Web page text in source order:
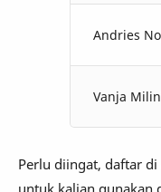
Andries
Vanja
Perlu diingat, daftar